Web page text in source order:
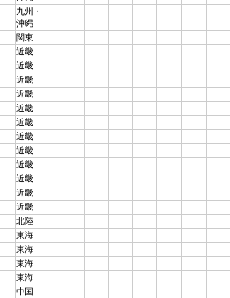
九州・
沖縄
関東
近畿
近畿
近畿
近畿
近畿
近畿
近畿
近畿
近畿
近畿
近畿
近畿
北陸
東海
東海
東海
東海
中国